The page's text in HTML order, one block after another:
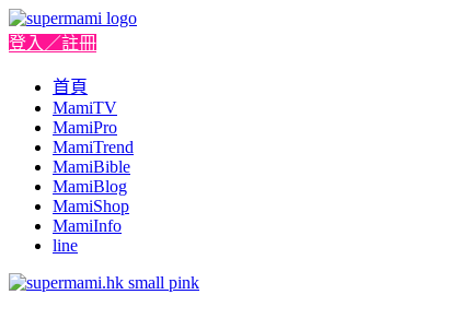
登入／註冊
首頁
MamiTV
MamiPro
MamiTrend
MamiBible
MamiBlog
MamiShop
MamiInfo
line